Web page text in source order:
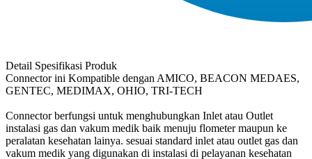
Detail Spesifikasi Produk
Connector ini Kompatible dengan AMICO, BEACON MEDAES,
GENTEC, MEDIMAX, OHIO, TRI-TECH
Connector berfungsi untuk menghubungkan Inlet atau Outlet
instalasi gas dan vakum medik baik menuju flometer maupun ke
peralatan kesehatan lainya. sesuai standard inlet atau outlet gas dan
vakum medik yang digunakan di instalasi di pelayanan kesehatan